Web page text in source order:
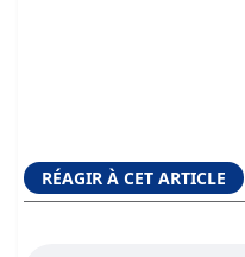
RÉAGIR À CET ARTICLE